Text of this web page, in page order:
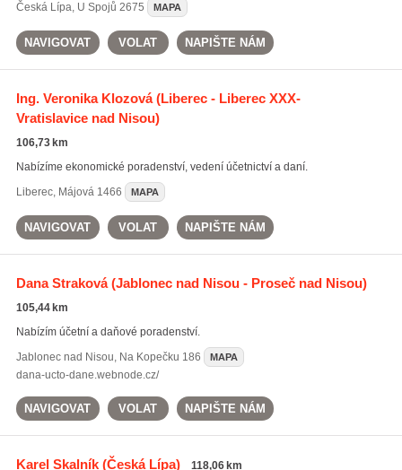
Česká Lípa, U Spojů 2675 MAPA
NAVIGOVAT VOLAT NAPIŠTE NÁM
Ing. Veronika Klozová(Liberec - Liberec XXX-
Vratislavice nad Nisou)
106,73 km
Nabízíme ekonomické poradenství, vedení účetnictví a daní.
Liberec, Májová 1466 MAPA
NAVIGOVAT VOLAT NAPIŠTE NÁM
Dana Straková(Jablonec nad Nisou - Proseč nad Nisou)
105,44 km
Nabízím účetní a daňové poradenství.
Jablonec nad Nisou, Na Kopečku 186 MAPA
dana-ucto-dane.webnode.cz/
NAVIGOVAT VOLAT NAPIŠTE NÁM
Karel Skalník(Česká Lípa) 118,06 km